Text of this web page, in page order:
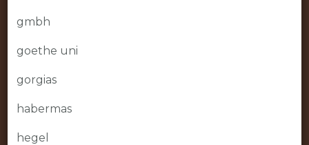
gmbh
goethe uni
gorgias
habermas
hegel